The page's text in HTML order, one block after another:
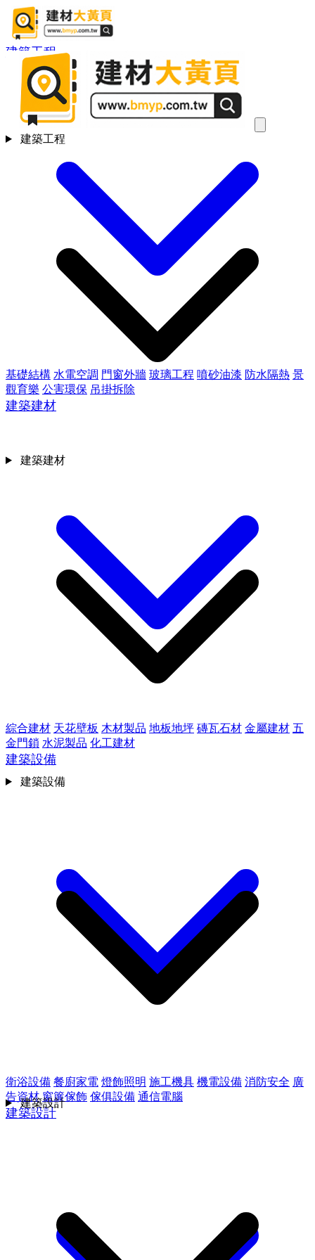
建築工程
基礎結構 水電空調 門窗外牆 玻璃工程 噴砂油漆 防水隔熱 景
觀育樂 公害環保 吊掛拆除
建築建材
綜合建材 天花壁板 木材製品 地板地坪 磚瓦石材 金屬建材 五
金門鎖 水泥製品 化工建材
建築設備
衛浴設備 餐廚家電 燈飾照明 施工機具 機電設備 消防安全 廣
告資材 窗簾傢飾 傢俱設備 通信電腦
建築設計
建築工程
建築建材
建築設備
建築設計